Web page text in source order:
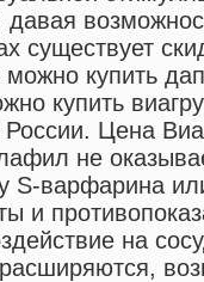
существует
можно купить
купить
России. Цена
не
S-варфарина
и
на